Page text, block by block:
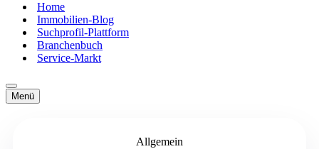
Home
Immobilien-Blog
Suchprofil-Plattform
Branchenbuch
Service-Markt
Navigationsmenü
Menü
Navigationsmenü
Allgemein